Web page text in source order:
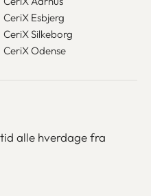
CeriX Esbjerg
CeriX Silkeborg
CeriX Odense
alle hverdage fra